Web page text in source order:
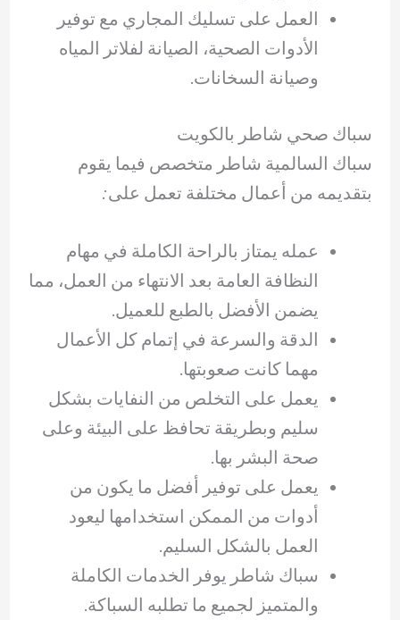
العمل على تسليك المجاري مع توفير
الأدوات الصحية، الصيانة لفلاتر المياه
وصيانة السخانات.
سباك صحي شاطر بالكويت
سباك السالمية شاطر متخصص فيما يقوم
بتقديمه من أعمال مختلفة تعمل على:
عمله يمتاز بالراحة الكاملة في مهام
النظافة العامة بعد الانتهاء من العمل، مما
يضمن الأفضل بالطبع للعميل.
الدقة والسرعة في إتمام كل الأعمال
مهما كانت صعوبتها.
يعمل على التخلص من النفايات بشكل
سليم وبطريقة تحافظ على البيئة وعلى
صحة البشر بها.
يعمل على توفير أفضل ما يكون من
أدوات من الممكن استخدامها ليعود
العمل بالشكل السليم.
سباك شاطر يوفر الخدمات الكاملة
والمتميز لجميع ما تطلبه السباكة.